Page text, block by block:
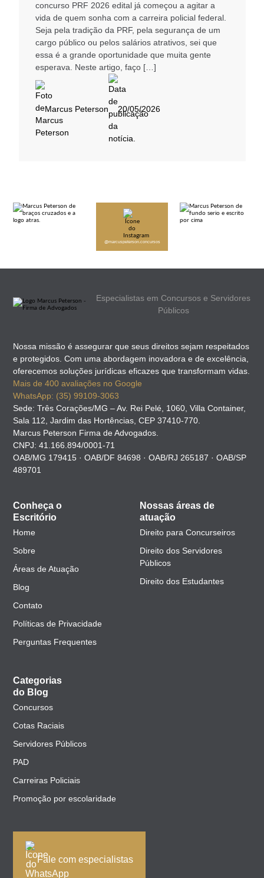
concurso PRF 2026 edital já começou a agitar a
vida de quem sonha com a carreira policial federal.
Seja pela tradição da PRF, pela segurança de um
cargo público ou pelos salários atrativos, sei que
essa é a grande oportunidade que muita gente
esperava. Neste artigo, faço […]
Marcus Peterson 20/05/2026
@marcuspeterson.concursos
Especialistas em Concursos e Servidores
Públicos
Nossa missão é assegurar que seus direitos sejam respeitados
e protegidos. Com uma abordagem inovadora e de excelência,
oferecemos soluções jurídicas eficazes que transformam vidas.
Mais de 400 avaliações no Google
WhatsApp: (35) 99109-3063
Sede: Três Corações/MG – Av. Rei Pelé, 1060, Villa Container,
Sala 112, Jardim das Hortências, CEP 37410-770.
Marcus Peterson Firma de Advogados.
CNPJ: 41.166.894/0001-71
OAB/MG 179415 · OAB/DF 84698 · OAB/RJ 265187 · OAB/SP
489701
Conheça o
Escritório
Home
Sobre
Áreas de Atuação
Blog
Contato
Políticas de Privacidade
Perguntas Frequentes
Nossas áreas de
atuação
Direito para Concurseiros
Direito dos Servidores
Públicos
Direito dos Estudantes
Categorias
do Blog
Concursos
Cotas Raciais
Servidores Públicos
PAD
Carreiras Policiais
Promoção por escolaridade
Fale com especialistas